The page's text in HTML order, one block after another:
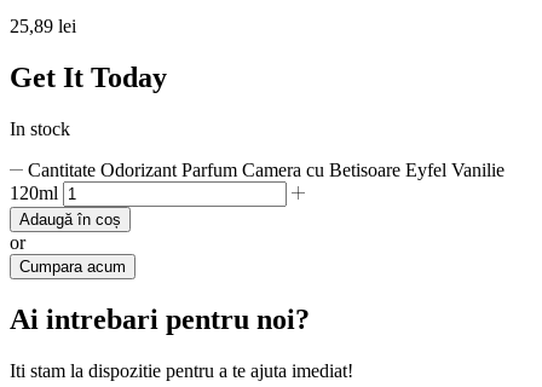
25,89 lei
Get It Today
In stock
Cantitate Odorizant Parfum Camera cu Betisoare Eyfel Vanilie
120ml
Adaugă în coș
or
Cumpara acum
Ai intrebari pentru noi?
Iti stam la dispozitie pentru a te ajuta imediat!